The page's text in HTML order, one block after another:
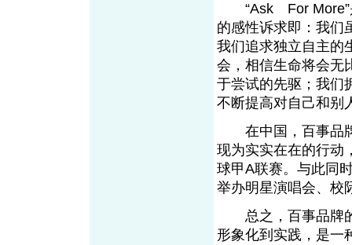
“Ask For More”是
的感性诉求即：我们
我们追求独立自主的
会，相信生命将会无
于尝试的先驱；我们
不断提高对自己和别
在中国，百事品牌
现为实实在在的行动
球甲A联赛。与此同
举办明星演唱会、校
总之，百事品牌的
形象化到实践，是一